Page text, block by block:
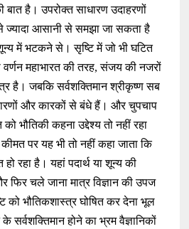
है। उपरोक्त साधारण उदाहरणों
ज्यादा आसानी से समझा जा सकता है
में भटकने से। सृष्टि में जो भी घटित
महाभारत की तरह, संजय की नजरों
है। जबकि सर्वशक्तिमान श्रीकृष्ण सब
और कारकों से बंधे हैं। और चुपचाप
भौतिकी कहना उद्देश्य तो नहीं रहा
पर यह भी तो नहीं कहा जाता कि
रहा है। यहां पदार्थ या शून्य की
फिर चले जाना मात्र विज्ञान की उपज
को भौतिकशास्त्र घोषित कर देना भूल
के सर्वशक्तिमान होने का भ्रम वैज्ञानिकों